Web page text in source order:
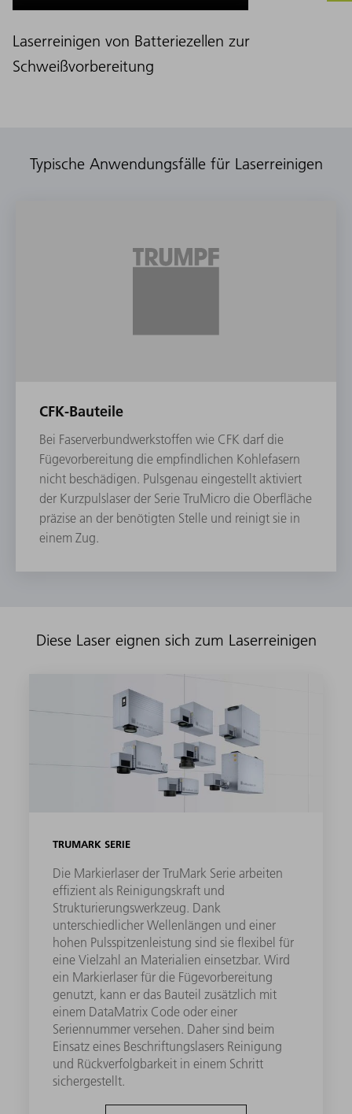
Laserreinigen von Batteriezellen zur
Schweißvorbereitung
Typische Anwendungsfälle für Laserreinigen
CFK-Bauteile
Bei Faserverbundwerkstoffen wie CFK darf die
Fügevorbereitung die empfindlichen Kohlefasern
nicht beschädigen. Pulsgenau eingestellt aktiviert
der Kurz­pulslaser der Serie TruMicro die Oberfläche
präzise an der benötigten Stelle und reinigt sie in
einem Zug.
Diese Laser eignen sich zum Laserreinigen
TRUMARK SERIE
Die Markierlaser der TruMark Serie arbeiten
effizient als Reinigungskraft und
Strukturierungswerkzeug. Dank
unterschiedlicher Wellenlängen und einer
hohen Pulsspitzenleistung sind sie flexibel für
eine Vielzahl an Materialien einsetzbar. Wird
ein Markierlaser für die Fügevorbereitung
genutzt, kann er das Bauteil zusätzlich mit
einem DataMatrix Code oder einer
Seriennummer versehen. Daher sind beim
Einsatz eines Beschriftungslasers Reinigung
und Rückverfolgbarkeit in einem Schritt
sichergestellt.